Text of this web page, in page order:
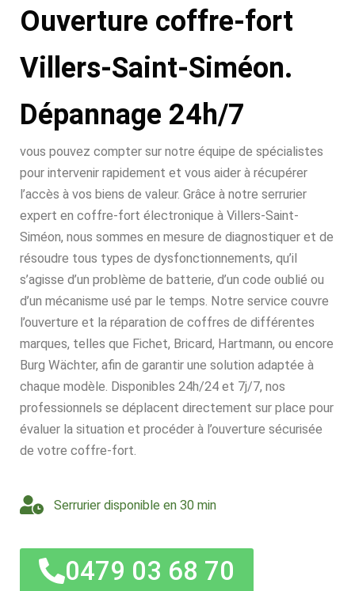
Ouverture coffre-fort
Villers-Saint-Siméon.
Dépannage 24h/7
vous pouvez compter sur notre équipe de spécialistes
pour intervenir rapidement et vous aider à récupérer
l’accès à vos biens de valeur. Grâce à notre serrurier
expert en coffre-fort électronique à Villers-Saint-
Siméon, nous sommes en mesure de diagnostiquer et de
résoudre tous types de dysfonctionnements, qu’il
s’agisse d’un problème de batterie, d’un code oublié ou
d’un mécanisme usé par le temps. Notre service couvre
l’ouverture et la réparation de coffres de différentes
marques, telles que Fichet, Bricard, Hartmann, ou encore
Burg Wächter, afin de garantir une solution adaptée à
chaque modèle. Disponibles 24h/24 et 7j/7, nos
professionnels se déplacent directement sur place pour
évaluer la situation et procéder à l’ouverture sécurisée
de votre coffre-fort.
Serrurier disponible en 30 min
0479 03 68 70